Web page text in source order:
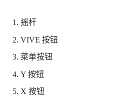
摇杆
VIVE 按钮
菜单按钮
Y按钮
X 按钮